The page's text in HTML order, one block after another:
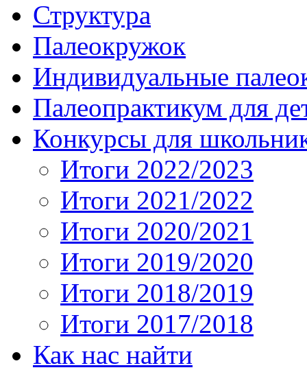
Структура
Палеокружок
Индивидуальные
Палеопрактикум для
Конкурсы для
Итоги 2022/2023
Итоги 2021/2022
Итоги 2020/2021
Итоги 2019/2020
Итоги 2018/2019
Итоги 2017/2018
Как нас найти